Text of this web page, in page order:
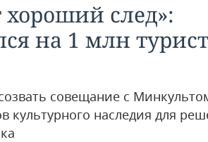
хороший след»:
на 1 млн
совещание c
культурного наследия для